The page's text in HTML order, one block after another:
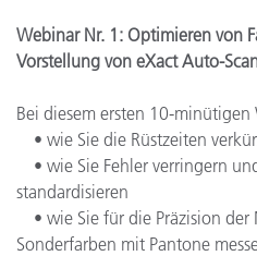
Webinar Nr. 1: Optimieren von
Vorstellung von eXact Auto-
Bei diesem ersten 10-minütigen
• wie Sie die Rüstzeiten
• wie Sie Fehler verringern
standardisieren
• wie Sie für die Präzision der
Sonderfarben mit Pantone